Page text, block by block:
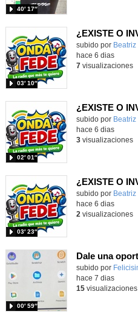
40′ 17″
¿EXISTE O
Contenido
subido por Beatriz
03′ 10″
hace 6 dias
7visualizaciones
¿EXISTE O
Contenido
subido por Beatriz
02′ 01″
hace 6 dias
3visualizaciones
¿EXISTE O
Contenido
subido por Beatriz
03′ 23″
hace 6 dias
2 visualizaciones
Contenido
subido por
00′ 59″
hace 7 dias
15visualizaciones